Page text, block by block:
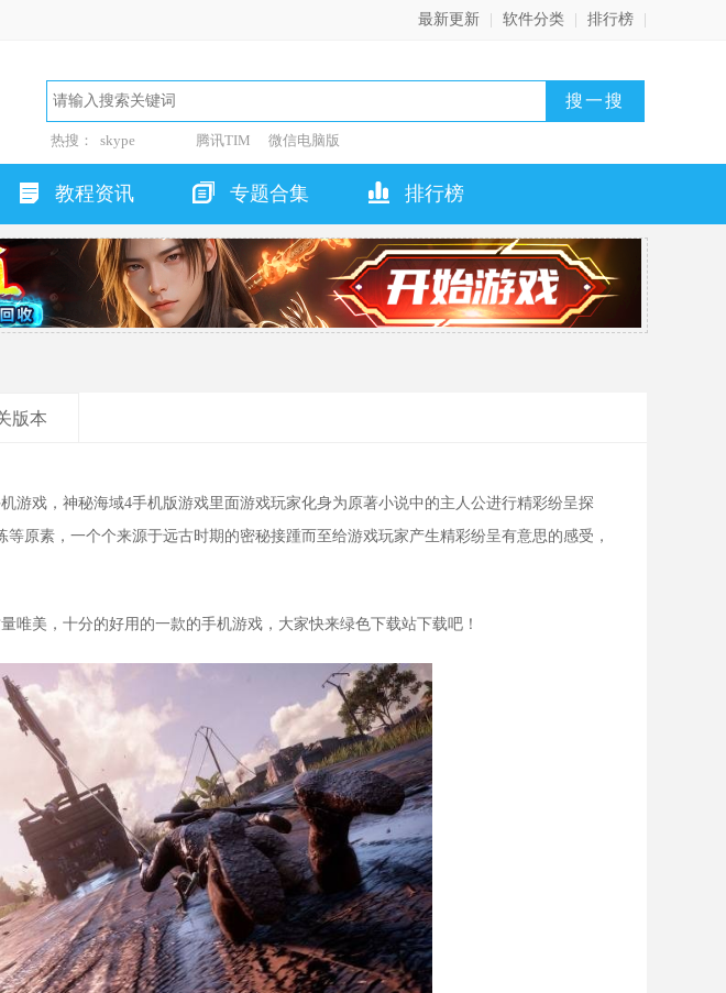
最新更新 软件分类 排行榜
热搜： skype 腾讯TIM 微信电脑版
教程资讯 专题合集 排行榜
版本
游戏，神秘海域4手机版游戏里面游戏玩家化身为原著小说中的主人公进行精彩纷呈探
原素，一个个来源于远古时期的密秘接踵而至给游戏玩家产生精彩纷呈有意思的感受，
唯美，十分的好用的一款的手机游戏，大家快来绿色下载站下载吧！